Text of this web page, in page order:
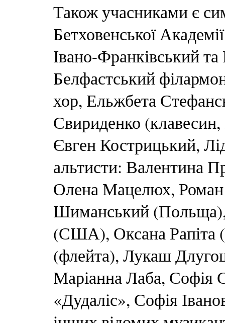
Також учасниками є
Бетховенської
Івано-Франківський
Белфастський
хор, Ельжбета
Свириденко (клавесин,
Євген Кострицький,
альтисти: Валентина
Олена Мацелюх,
Шиманський
(США), Оксана Рапіта
(флейта), Лукаш
Маріанна Лаба, Софія
«Дудаліс», Софія